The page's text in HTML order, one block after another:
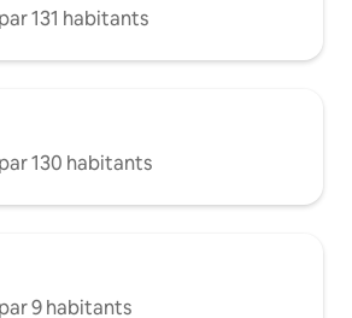
131 habitants
130 habitants
9 habitants